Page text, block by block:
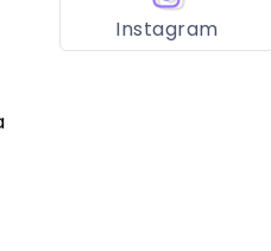
Instagram